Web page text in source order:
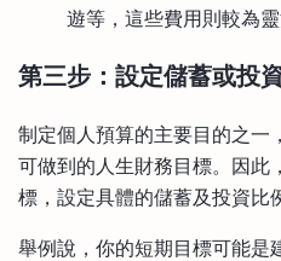
遊等，這些費用則較為靈
第三步：設定儲蓄或投
制定個人預算的主要目的之一
可做到的人生財務目標。因此
標，設定具體的儲蓄及投資比
舉例說，你的短期目標可能是